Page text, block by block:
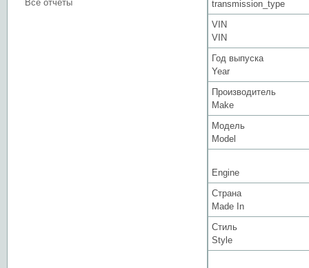
Все отчёты
transmission_type
VIN
VIN
Год выпуска
Year
Производитель
Make
Модель
Model
Engine
Страна
Made In
Стиль
Style